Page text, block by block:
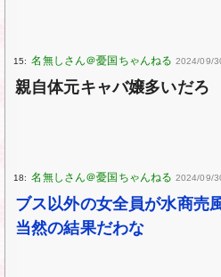
15: 2024/09/
親自体元キャバ嬢多いだろ
18: 2024/09/
ブス以外の女全員が水商売
当然の結果だわな